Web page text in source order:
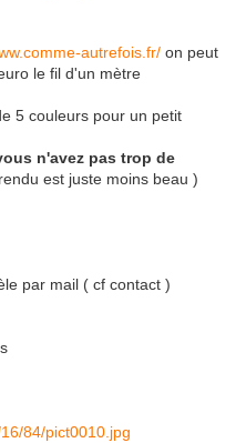
autrefois.fr/ on peut
le fil d'un mètre
5 couleurs pour un petit
n'avez pas trop de
est juste moins beau )
par mail ( cf contact )
84/pict0010.jpg